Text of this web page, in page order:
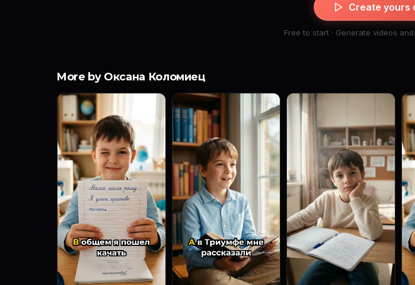
Create yours
Free to start · Generate videos
More by Оксана Коломиец